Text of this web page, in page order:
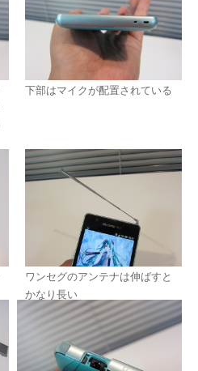
下部はマイクが配置されている
ワンセグのアンテナは伸ばすと
かなり長い